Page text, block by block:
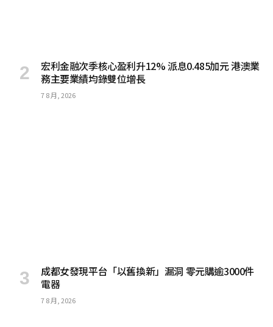
宏利金融次季核心盈利升12% 派息0.485加元 港澳業
務主要業績均錄雙位增長
7 8 月, 2026
成都女發現平台「以舊換新」漏洞 零元購逾3000件
電器
7 8 月, 2026